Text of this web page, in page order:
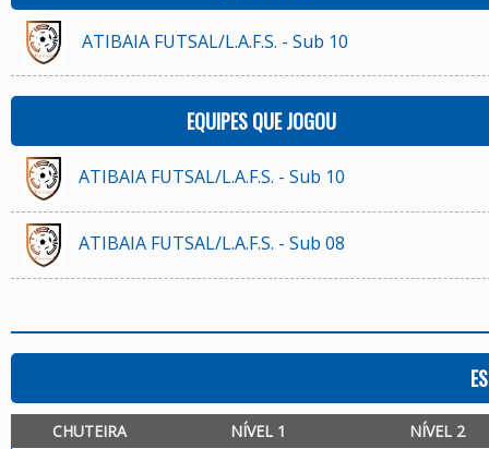
ATIBAIA FUTSAL/L.A.F.S. - Sub 10
EQUIPES QUE JOGOU
ATIBAIA FUTSAL/L.A.F.S. - Sub 10
ATIBAIA FUTSAL/L.A.F.S. - Sub 08
CHUTEIRA NÍVEL 1 NÍVEL 2